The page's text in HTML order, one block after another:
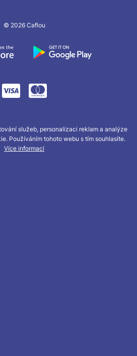
© 2026 Caflou
služeb, personalizaci reklam a analýze
Používáním tohoto webu s tím souhlasíte.
Více informací